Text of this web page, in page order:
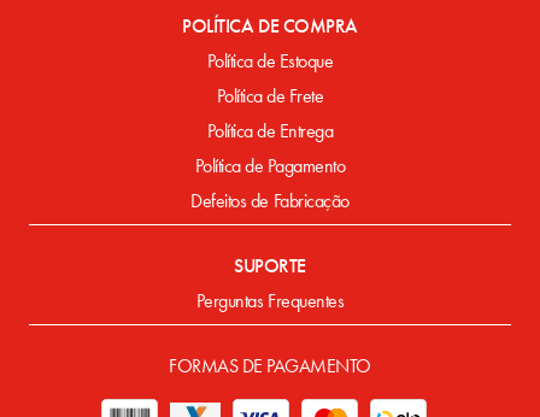
POLÍTICA DE COMPRA
Política de Estoque
Política de Frete
Política de Entrega
Política de Pagamento
Defeitos de Fabricação
SUPORTE
Perguntas Frequentes
FORMAS DE PAGAMENTO